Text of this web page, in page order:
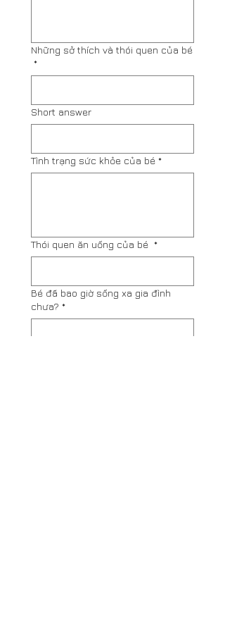
Những sở thích và thói quen của bé
*
Short answer
Tình trạng sức khỏe của bé *
Thói quen ăn uống của bé *
Bé đã bao giờ sống xa gia đình
chưa? *